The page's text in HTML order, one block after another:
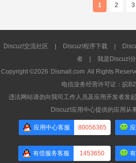
1 2 3
Discuz!交流社区 Discuz!程序下载
者
我是Discuz!
Copyright ©2026 Dismall.com All Rights
电信业务经营许可证：皖
违法网站请勿向我司工作人员及应用开发者发
Discuz!应用中心提供的应用从
应用中心客服 80056365
有偿服务客服 1453650